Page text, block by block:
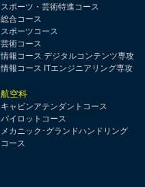
スポーツ・芸術特進コース
総合コース
スポーツコース
芸術コース
情報コース デジタルコンテンツ専攻
情報コース ITエンジニアリング専攻
航空科
キャビンアテンダントコース
パイロットコース
メカニック･グランドハンドリング
コース